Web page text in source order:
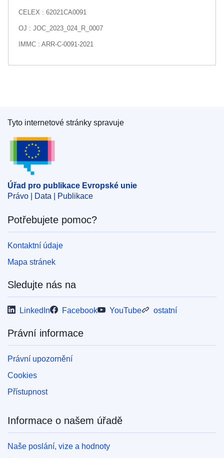
CELEX : 62021CA0091
OJ : JOC_2023_024_R_0007
IMMC : ARR-C-0091-2021
Úřad pro publikace Evropské unie
Tyto internetové stránky spravuje
Úřad pro publikace Evropské unie
Právo | Data | Publikace
Potřebujete pomoc?
Kontaktní údaje
Mapa stránek
Sledujte nás na
LinkedIn Facebook YouTube ostatní
Právní informace
Právní upozornění
Cookies
Přístupnost
Informace o našem úřadě
Naše poslání, vize a hodnoty